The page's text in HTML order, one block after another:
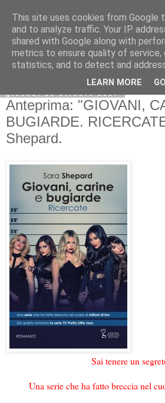
giovedì 19 ottobre 2017
Anteprima: "GIOVANI,
BUGIARDE.
Shepard.
Sai tenere un
Una serie che ha fatto breccia nel
This site uses cookies from Google
and to analyze traffic. Your IP
shared with Google along with
metrics to ensure quality of service,
statistics, and to detect and
LEARN MORE